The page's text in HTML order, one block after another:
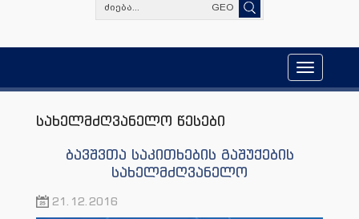
GEO
Toggle
navigation
სახელმძღვანელო წესები
ბავშვთა საკითხების გაშუქების
სახელმძღვანელო
21.12.2016